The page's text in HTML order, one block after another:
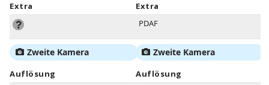
Extra
Zweite Kamera
Auflösung
Extra
PDAF
Zweite Kamera
Auflösung